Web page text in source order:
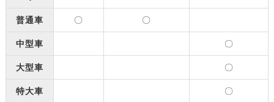
普通車 〇 〇
中型車 〇
大型車 〇
特大車 〇